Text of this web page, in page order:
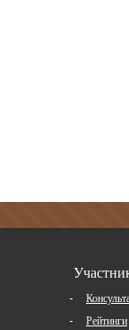
Рейтинги